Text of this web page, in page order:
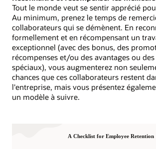
Tout le monde veut se sentir apprécié
Au minimum, prenez le temps de
collaborateurs qui se démènent. En
formellement et en récompensant un
exceptionnel (avec des bonus, des
récompenses et/ou des avantages ou
spéciaux), vous augmenterez non
chances que ces collaborateurs restent
l'entreprise, mais vous présentez
un modèle à suivre.